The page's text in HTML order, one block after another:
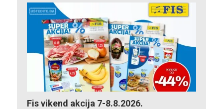
Fis vikend akcija 7-8.8.2026.